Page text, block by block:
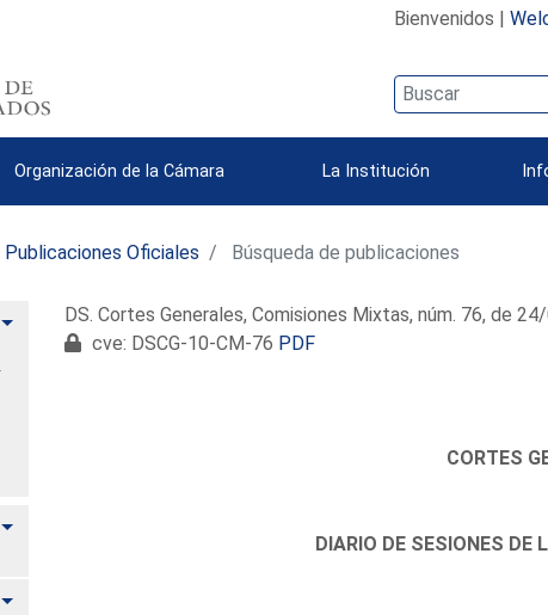
Bienvenidos |
Organización de la Cámara La Institución
Publicaciones Oficiales Búsqueda de publicaciones
Alternar
Alternar
Alternar
DS. Cortes Generales, Comisiones Mixtas, núm. 76, de
cve: DSCG-10-CM-76 PDF
CORTES
DIARIO DE SESIONES DE